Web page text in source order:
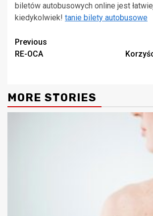
biletów autobusowych online jest
kiedykolwiek! tanie bilety autobusowe
Continue
Reading
Previous
RE-OCA
MORE STORIES